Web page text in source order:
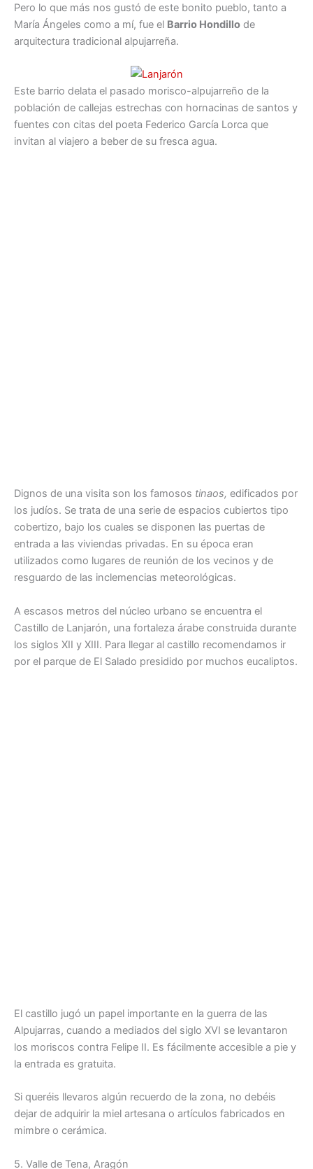
Pero lo que más nos gustó de este bonito pueblo, tanto a
María Ángeles como a mí, fue el Barrio Hondillo de
arquitectura tradicional alpujarreña.
Este barrio delata el pasado morisco-alpujarreño de la
población de callejas estrechas con hornacinas de santos y
fuentes con citas del poeta Federico García Lorca que
invitan al viajero a beber de su fresca agua.
Dignos de una visita son los famosos tinaos, edificados por
los judíos. Se trata de una serie de espacios cubiertos tipo
cobertizo, bajo los cuales se disponen las puertas de
entrada a las viviendas privadas. En su época eran
utilizados como lugares de reunión de los vecinos y de
resguardo de las inclemencias meteorológicas.
A escasos metros del núcleo urbano se encuentra el
Castillo de Lanjarón, una fortaleza árabe construida durante
los siglos XII y XIII. Para llegar al castillo recomendamos ir
por el parque de El Salado presidido por muchos eucaliptos.
El castillo jugó un papel importante en la guerra de las
Alpujarras, cuando a mediados del siglo XVI se levantaron
los moriscos contra Felipe II. Es fácilmente accesible a pie y
la entrada es gratuita.
Si queréis llevaros algún recuerdo de la zona, no debéis
dejar de adquirir la miel artesana o artículos fabricados en
mimbre o cerámica.
5. Valle de Tena, Aragón